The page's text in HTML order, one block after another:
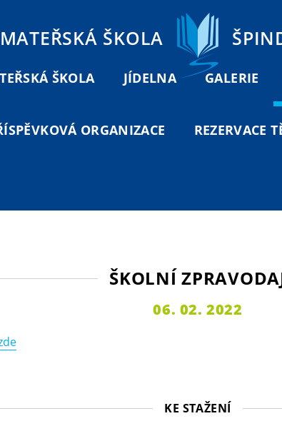
ŠKOLA
ŠKOLA JÍDELNA GALERIE
ORGANIZACE REZERVACE
ŠKOLNÍ
06. 02. 2022
KE STAŽENÍ